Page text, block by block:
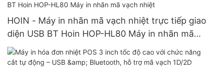
HOIN - Máy in nhãn mã vạch nhiệt trực tiếp giao
diện USB BT Hoin HOP-HL80 Máy in nhãn mã
vạch nhiệt